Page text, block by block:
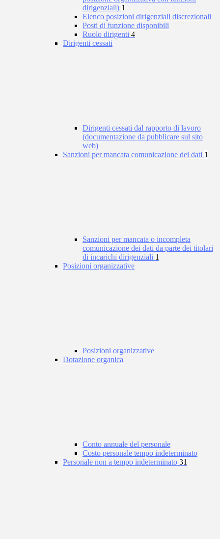
dirigenziali) 1
Elenco posizioni dirigenziali discrezionali
Posti di funzione disponibili
Ruolo dirigenti 4
Dirigenti cessati
Dirigenti cessati dal rapporto di lavoro
(documentazione da pubblicare sul sito
web)
Sanzioni per mancata comunicazione dei dati 1
Sanzioni per mancata o incompleta
comunicazione dei dati da parte dei titolari
di incarichi dirigenziali 1
Posizioni organizzative
Posizioni organizzative
Dotazione organica
Conto annuale del personale
Costo personale tempo indeterminato
Personale non a tempo indeterminato 31